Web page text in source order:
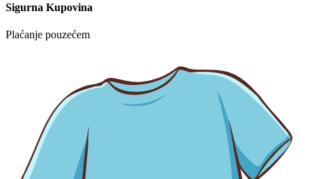
Sigurna Kupovina
Plaćanje pouzećem